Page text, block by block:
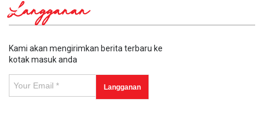
Langganan
Kami akan mengirimkan berita terbaru ke
kotak masuk anda